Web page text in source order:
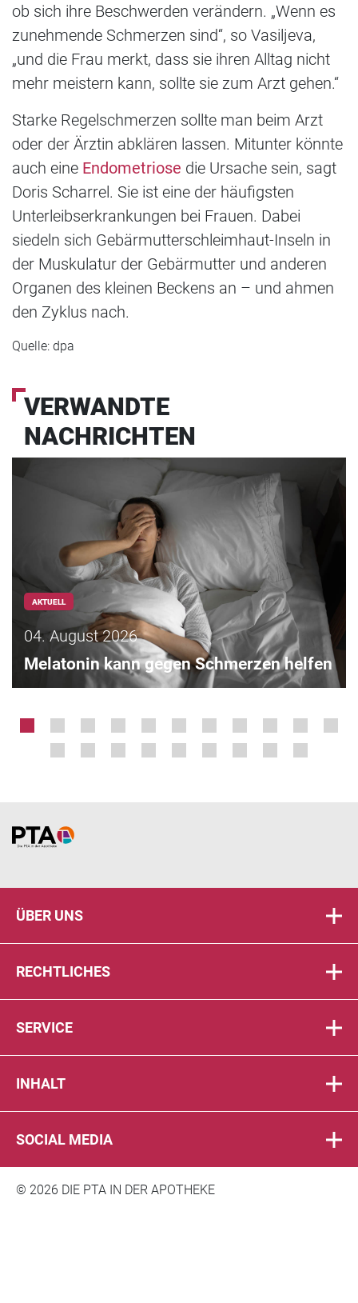
ob sich ihre Beschwerden verändern. „Wenn es
zunehmende Schmerzen sind“, so Vasiljeva,
„und die Frau merkt, dass sie ihren Alltag nicht
mehr meistern kann, sollte sie zum Arzt gehen.“
Starke Regelschmerzen sollte man beim Arzt
oder der Ärztin abklären lassen. Mitunter könnte
auch eine Endometriose die Ursache sein, sagt
Doris Scharrel. Sie ist eine der häufigsten
Unterleibserkrankungen bei Frauen. Dabei
siedeln sich Gebärmutterschleimhaut-Inseln in
der Muskulatur der Gebärmutter und anderen
Organen des kleinen Beckens an – und ahmen
den Zyklus nach.
Quelle: dpa
VERWANDTE
NACHRICHTEN
AKTUELL
04. August 2026
Melatonin kann gegen Schmerzen helfen
Home
ÜBER UNS
RECHTLICHES
SERVICE
INHALT
SOCIAL MEDIA
© 2026 DIE PTA IN DER APOTHEKE